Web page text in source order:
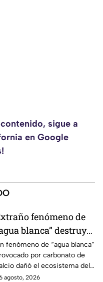
sigue a
en Google
fenómeno de
blanca” destruye
en una
¿qué está
fenómeno de “agua blanca”
por carbonato de
dañó el ecosistema del
Menor, afectando plantas
agosto, 2026